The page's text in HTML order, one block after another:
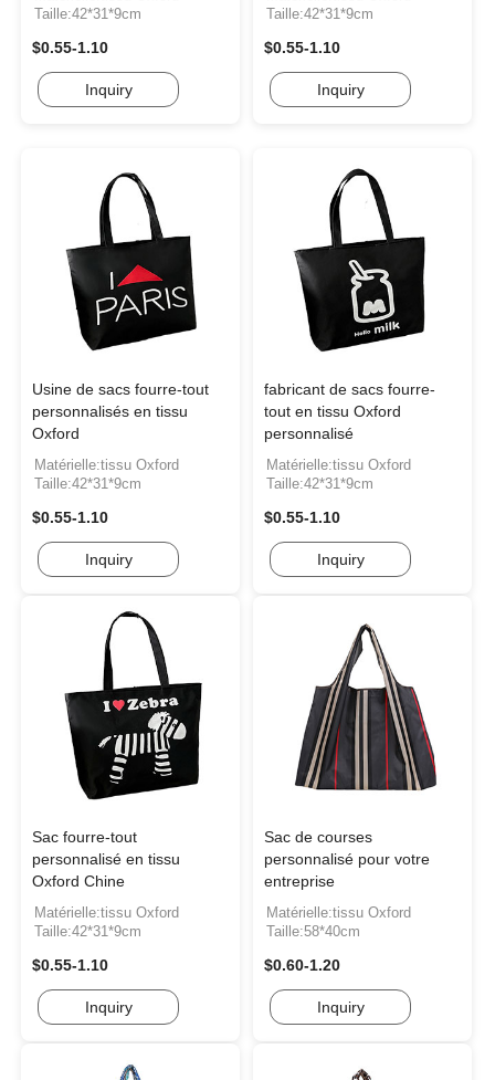
Taille:42*31*9cm
$0.55-1.10
Inquiry
Taille:42*31*9cm
$0.55-1.10
Inquiry
Usine de sacs fourre-tout
personnalisés en tissu
Oxford
Matérielle:tissu Oxford
Taille:42*31*9cm
$0.55-1.10
Inquiry
fabricant de sacs fourre-
tout en tissu Oxford
personnalisé
Matérielle:tissu Oxford
Taille:42*31*9cm
$0.55-1.10
Inquiry
Sac fourre-tout
personnalisé en tissu
Oxford Chine
Matérielle:tissu Oxford
Taille:42*31*9cm
$0.55-1.10
Inquiry
Sac de courses
personnalisé pour votre
entreprise
Matérielle:tissu Oxford
Taille:58*40cm
$0.60-1.20
Inquiry